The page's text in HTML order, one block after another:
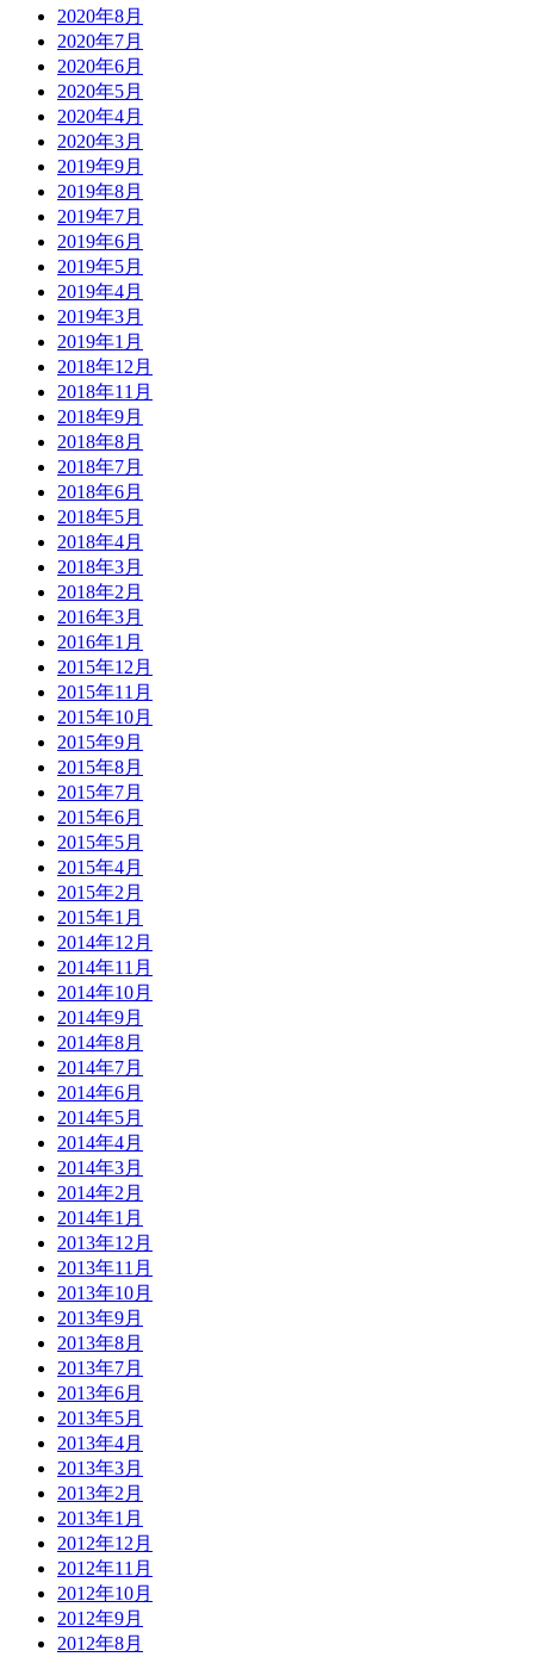
2020年8月
2020年7月
2020年6月
2020年5月
2020年4月
2020年3月
2019年9月
2019年8月
2019年7月
2019年6月
2019年5月
2019年4月
2019年3月
2019年1月
2018年12月
2018年11月
2018年9月
2018年8月
2018年7月
2018年6月
2018年5月
2018年4月
2018年3月
2018年2月
2016年3月
2016年1月
2015年12月
2015年11月
2015年10月
2015年9月
2015年8月
2015年7月
2015年6月
2015年5月
2015年4月
2015年2月
2015年1月
2014年12月
2014年11月
2014年10月
2014年9月
2014年8月
2014年7月
2014年6月
2014年5月
2014年4月
2014年3月
2014年2月
2014年1月
2013年12月
2013年11月
2013年10月
2013年9月
2013年8月
2013年7月
2013年6月
2013年5月
2013年4月
2013年3月
2013年2月
2013年1月
2012年12月
2012年11月
2012年10月
2012年9月
2012年8月